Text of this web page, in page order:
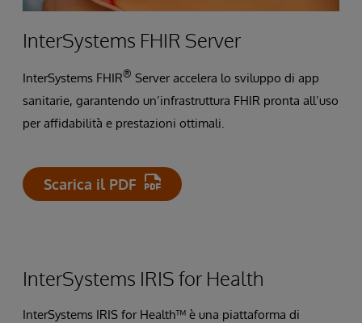
InterSystems FHIR Server
InterSystems FHIR® Server accelera lo sviluppo di app
sanitarie, garantendo un’infrastruttura FHIR pronta all’uso
per affidabilità e prestazioni ottimali.
Scarica il PDF
InterSystems IRIS for Health
InterSystems IRIS for Health™ è una piattaforma di